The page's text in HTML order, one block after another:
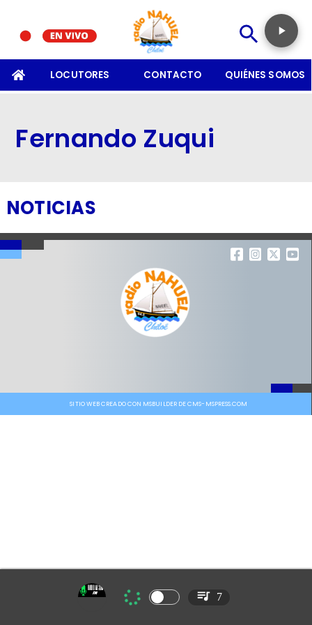
LOCUTORES CONTACTO QUIÉNES SOMOS
Fernando Zuqui
NOTICIAS
SITIO WEB CREADO CON MSBUILDER DE CMS-MSPRESS.COM
7